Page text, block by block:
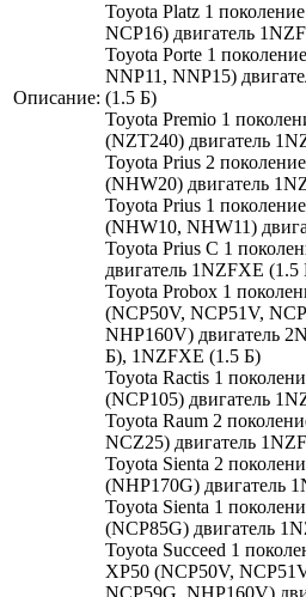
Описание:
Toyota Platz 1
NCP16) двигатель
Toyota Porte 1
NNP11, NNP15)
(1.5 Б)
Toyota Premio 1
(NZT240) двигатель
Toyota Prius 2
(NHW20) двигатель
Toyota Prius 1
(NHW10, NHW11)
Toyota Prius C 1
двигатель 1NZFXE (1.5
Toyota Probox 1
(NCP50V, NCP51V,
NHP160V) двигатель
Б), 1NZFXE (1.5 Б)
Toyota Ractis 1
(NCP105) двигатель
Toyota Raum 2
NCZ25) двигатель
Toyota Sienta 2
(NHP170G) двигатель
Toyota Sienta 1
(NCP85G) двигатель
Toyota Succeed 1
XP50 (NCP50V,
NCP59G, NHP160V)